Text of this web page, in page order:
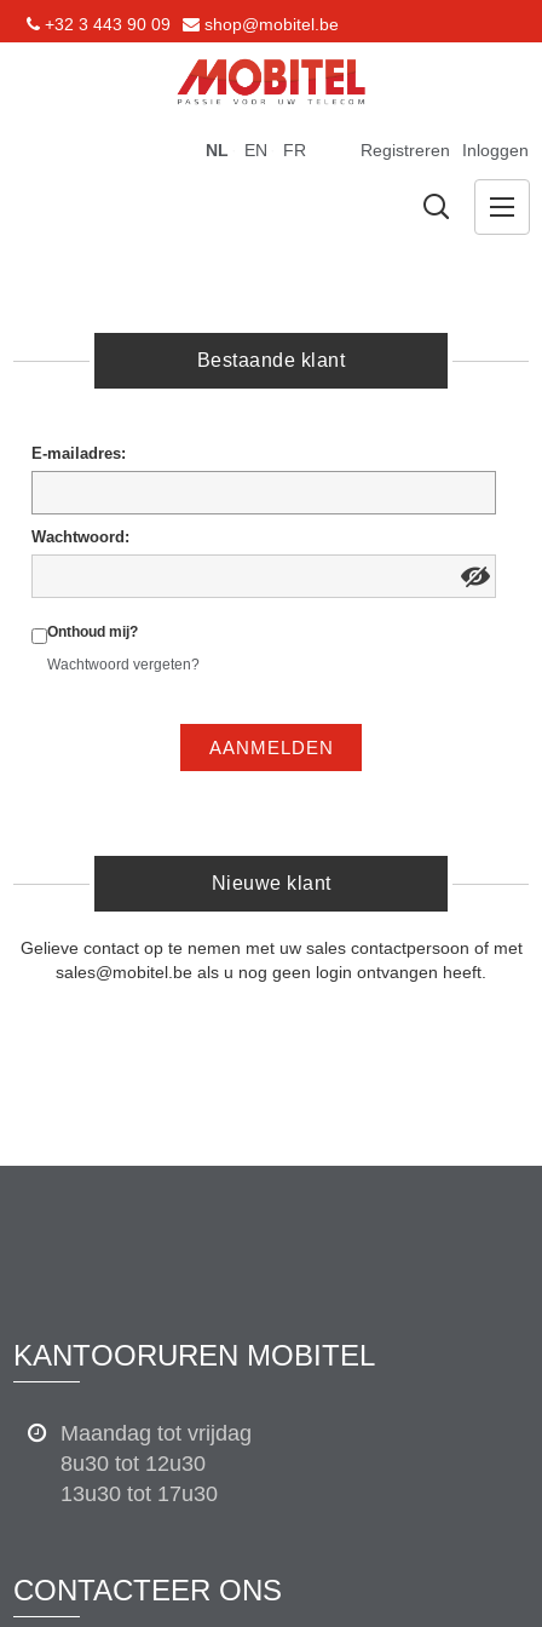
+32 3 443 90 09 shop@mobitel.be
Registreren Inloggen
NL EN FR
Bestaande klant
E-mailadres:
Wachtwoord:
Onthoud mij?
Wachtwoord vergeten?
AANMELDEN
Nieuwe klant
Gelieve contact op te nemen met uw sales contactpersoon of met
sales@mobitel.be als u nog geen login ontvangen heeft.
KANTOORUREN MOBITEL
Maandag tot vrijdag
8u30 tot 12u30
13u30 tot 17u30
CONTACTEER ONS